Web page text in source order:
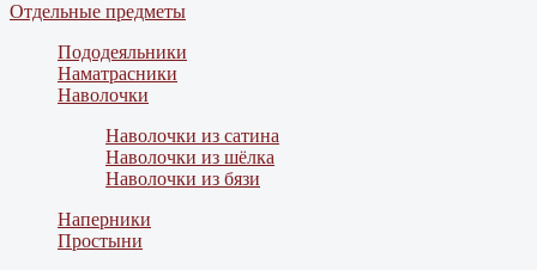
Отдельные предметы
Пододеяльники
Наматрасники
Наволочки
Наволочки из сатина
Наволочки из шёлка
Наволочки из бязи
Наперники
Простыни